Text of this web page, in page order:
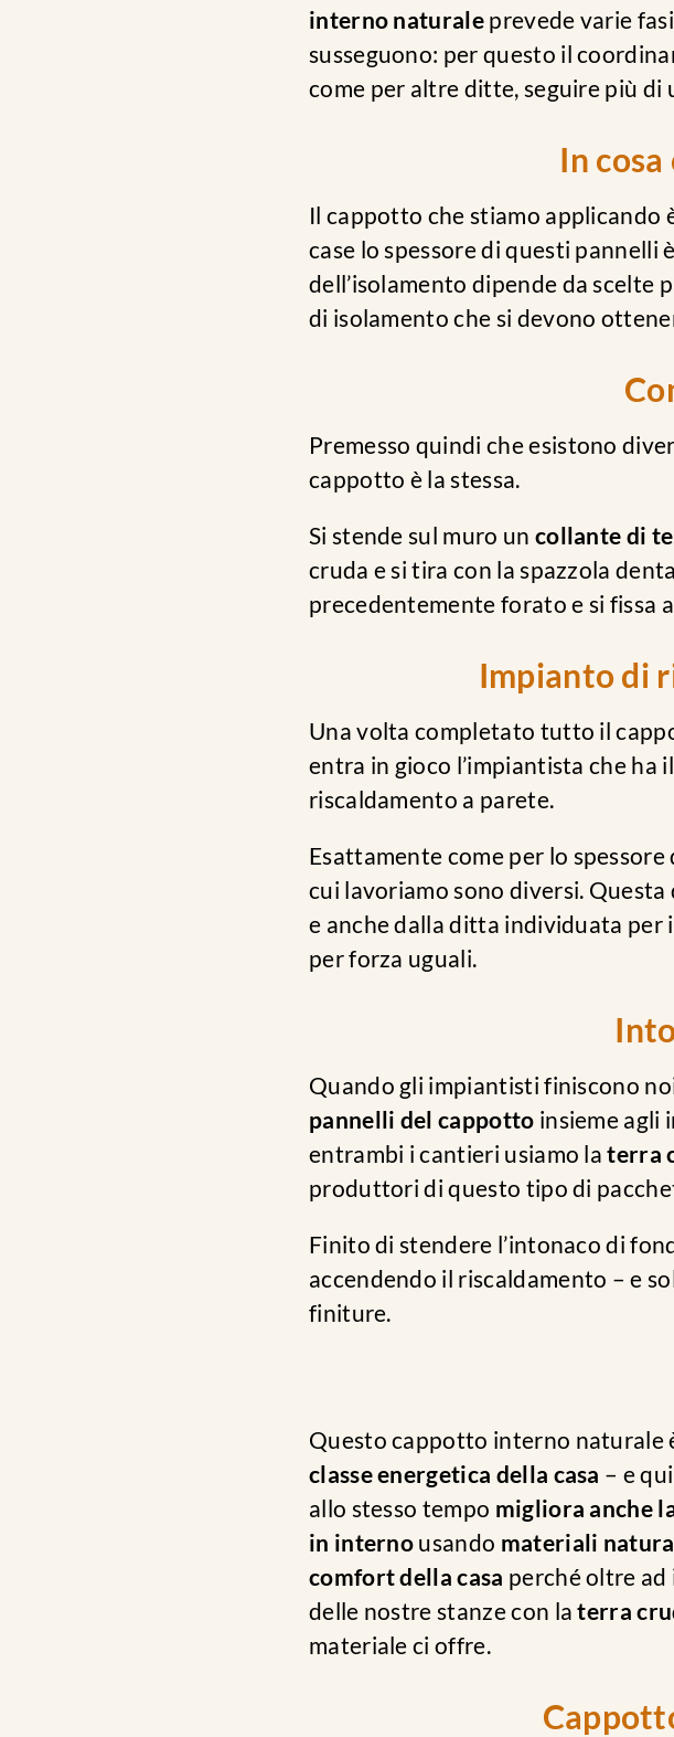
interno naturale prevede varie
susseguono: per questo il
come per altre ditte, seguire più di
In
Il cappotto che stiamo applicando
case lo spessore di questi
dell’isolamento dipende da scelte
di isolamento che si devono
Premesso quindi che esistono
cappotto è la stessa.
Si stende sul muro un collante di
cruda e si tira con la spazzola
precedentemente forato e si fissa
Impianto di
Una volta completato tutto il
entra in gioco l’impiantista che ha
riscaldamento a parete.
Esattamente come per lo
cui lavoriamo sono diversi.
e anche dalla ditta individuata per
per forza uguali.
Quando gli impiantisti finiscono
pannelli del cappotto insieme agli
entrambi i cantieri usiamo laterra
produttori di questo tipo di
Finito di stendere l’intonaco di
accendendo il riscaldamento – e
finiture.
Questo cappotto interno naturale
classe energetica della casa – e
allo stesso tempo migliora anche
in interno usando materiali
comfort della casa perché oltre
delle nostre stanze con la terra
materiale ci offre.